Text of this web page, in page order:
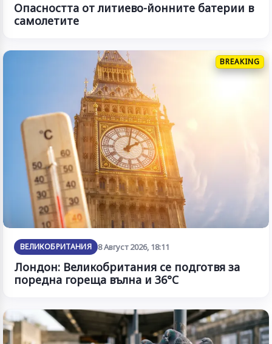
Опасността от литиево-йонните батерии в
самолетите
BREAKING
ВЕЛИКОБРИТАНИЯ 8 Август 2026, 18:11
Лондон: Великобритания се подготвя за
поредна гореща вълна и 36°C